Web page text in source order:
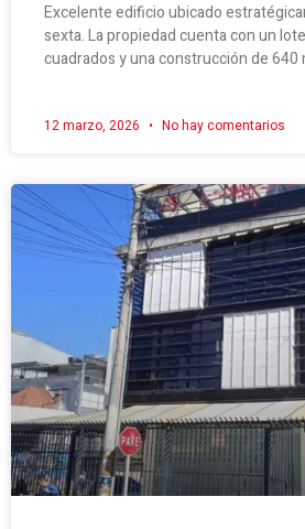
Excelente edificio ubicado
sexta. La propiedad cuenta con un
cuadrados y una construcción de
12 marzo, 2026 No hay comentarios